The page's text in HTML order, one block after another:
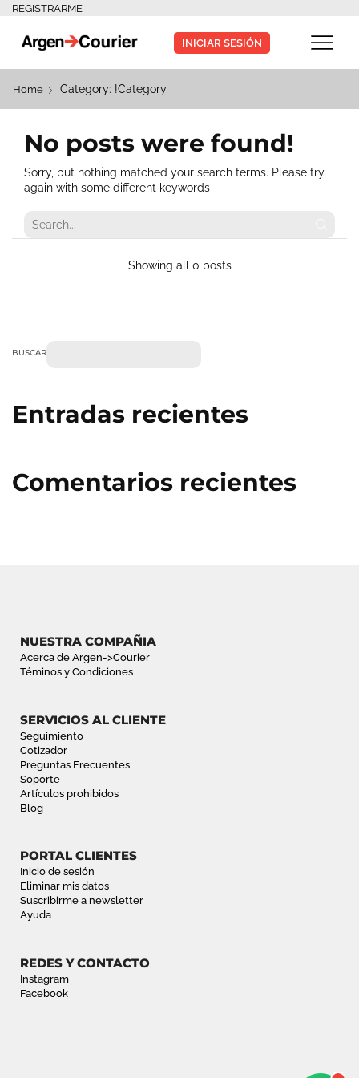
REGISTRARME
INICIAR SESIÓN
Home Category: !Category
No posts were found!
Sorry, but nothing matched your search terms. Please try
again with some different keywords
Showing all 0 posts
BUSCAR
Entradas recientes
Comentarios recientes
NUESTRA COMPAÑIA
Acerca de Argen->Courier
Téminos y Condiciones
SERVICIOS AL CLIENTE
Seguimiento
Cotizador
Preguntas Frecuentes
Soporte
Artículos prohibidos
Blog
PORTAL CLIENTES
Inicio de sesión
Eliminar mis datos
Suscribirme a newsletter
Ayuda
REDES Y CONTACTO
Instagram
Facebook